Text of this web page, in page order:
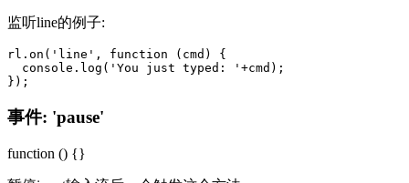
监听line的例子:
rl.on('line', function (cmd) {
  console.log('You just typed: '+cmd);
事件: 'pause'
function () {}